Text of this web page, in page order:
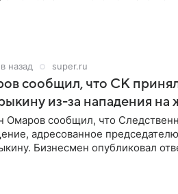
назад super.ru
сообщил, что СК
из-за нападения на
Омаров сообщил, что
адресованное
Бизнесмен опубликовал